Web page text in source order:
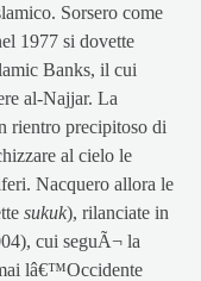
Sorsero come
1977 si dovette
Banks, il cui
al-Najjar. La
rientro precipitoso di
al cielo le
Nacquero allora le
sukuk), rilanciate in
cui seguÃ¬ la
lâ€™Occidente